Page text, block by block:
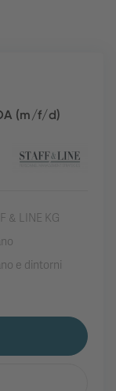
(m/f/d)
& LINE KG
e dintorni